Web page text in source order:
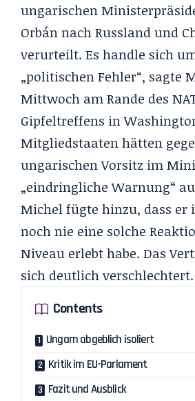
ungarischen
Orbán nach Russland und
verurteilt. Es handle sich
„politischen Fehler“, sagte
Mittwoch am Rande des
Gipfeltreffens in
Mitgliedstaaten hätten
ungarischen Vorsitz im
„eindringliche Warnung“
Michel fügte hinzu, dass er
noch nie eine solche
Niveau erlebt habe. Das
sich deutlich verschlechtert.
Contents
Ungarn abgeblich isoliert
Kritik im EU-Parlament
Fazit und Ausblick